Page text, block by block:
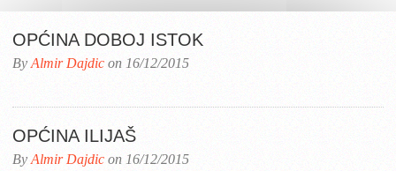
OPĆINA DOBOJ ISTOK
By Almir Dajdic on 16/12/2015
OPĆINA ILIJAŠ
By Almir Dajdic on 16/12/2015